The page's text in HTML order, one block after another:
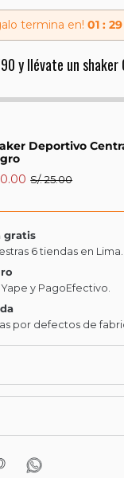
termina en! 01 :
y llévate un shaker
Deportivo
S/. 25.00
gratis
6 tiendas en Lima.
y PagoEfectivo.
por defectos de